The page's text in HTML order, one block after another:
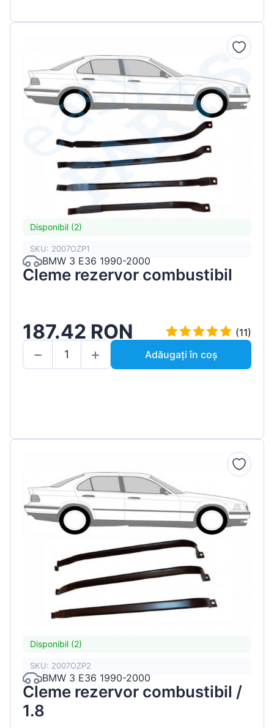
Disponibil (2)
SKU: 2007OZP1
BMW 3 E36 1990-2000
Cleme rezervor combustibil
187.42 RON
(11)
Adăugați în coș
Disponibil (2)
SKU: 2007OZP2
BMW 3 E36 1990-2000
Cleme rezervor combustibil /
1.8